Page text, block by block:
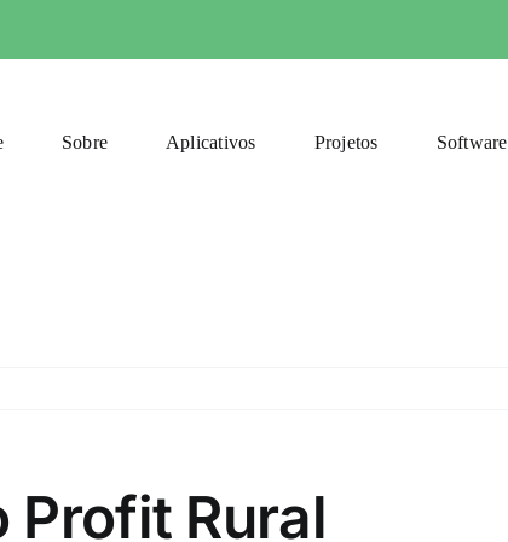
Sobre Aplicativos Projetos Software
Profit Rural